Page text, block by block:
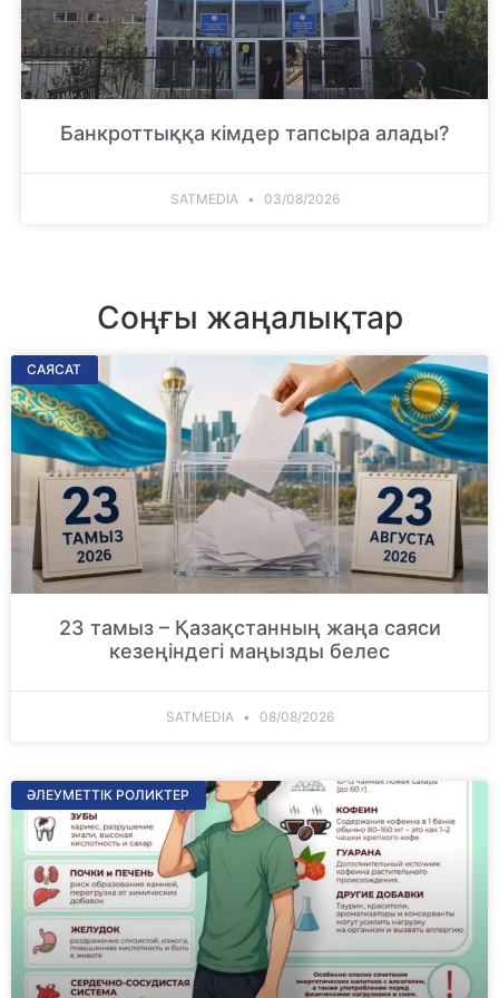
Банкроттыққа кімдер тапсыра алады?
SATMEDIA 03/08/2026
Соңғы жаңалықтар
САЯСАТ
23 тамыз – Қазақстанның жаңа саяси
кезеңіндегі маңызды белес
SATMEDIA 08/08/2026
ӘЛЕУМЕТТІК РОЛИКТЕР